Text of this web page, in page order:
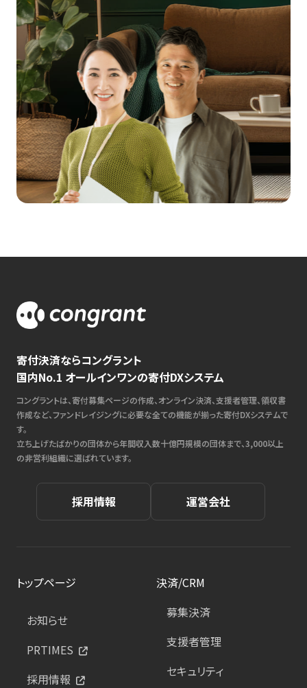
寄付決済ならコングラント
国内No.1 オールインワンの寄付DXシステム
コングラントは、寄付募集ページの作成、オンライン決済、支援者管理、領収書
作成など、ファンドレイジングに必要な全ての機能が揃った寄付DXシステムで
す。
立ち上げたばかりの団体から年間収入数十億円規模の団体まで、3,000以上
の非営利組織に選ばれています。
採用情報 運営会社
トップページ
お知らせ
PRTIMES
採用情報
決済/CRM
募集決済
支援者管理
セキュリティ